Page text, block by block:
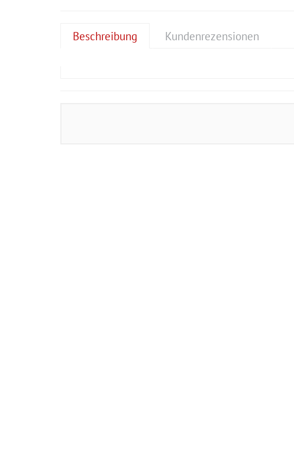
Beschreibung Kundenrezensionen